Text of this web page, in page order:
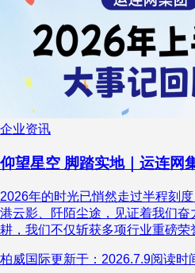
企业资讯
仰望星空 脚踏实地｜运连网
2026年的时光已悄然走过半程刻
港云影、阡陌尘途，见证着我们
耕，我们不仅斩获多项行业重磅
命，于国际物流浪潮中奋楫争先，
柏威国际更新于：2026.7.9阅读时